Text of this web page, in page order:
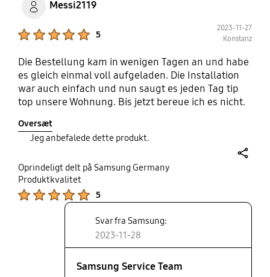
Messi2119
5
2023-11-27
Konstanz
Die Bestellung kam in wenigen Tagen an und habe
es gleich einmal voll aufgeladen. Die Installation
war auch einfach und nun saugt es jeden Tag tip
top unsere Wohnung. Bis jetzt bereue ich es nicht.
wäre es perfekt.
Oversæt
Jeg anbefalede dette produkt.
Oprindeligt delt på Samsung Germany
Produktkvalitet
5
Svar fra Samsung:
2023-11-28
Samsung Service Team